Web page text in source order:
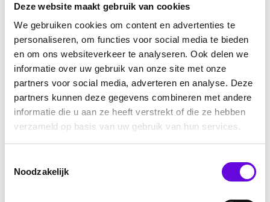
Deze website maakt gebruik van cookies
We gebruiken cookies om content en advertenties te
personaliseren, om functies voor social media te bieden
en om ons websiteverkeer te analyseren. Ook delen we
informatie over uw gebruik van onze site met onze
partners voor social media, adverteren en analyse. Deze
partners kunnen deze gegevens combineren met andere
informatie die u aan ze heeft verstrekt of die ze hebben
verzameld op basis van uw gebruik van hun services.
Noodzakelijk